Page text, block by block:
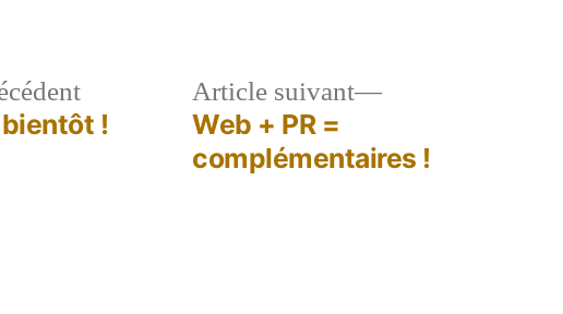
Article
précédent :
!
Article suivant
Article
Web + PR =
complémentaires !